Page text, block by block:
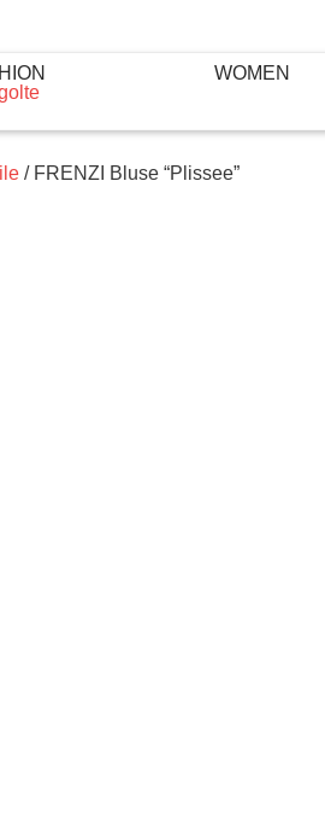
WOMEN
/ FRENZI Bluse “Plissee”